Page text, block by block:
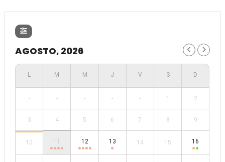
AGOSTO, 2026
- - - - - 1 2
3 4 5 6 7 8 9
10 11 12 13 14 15 16